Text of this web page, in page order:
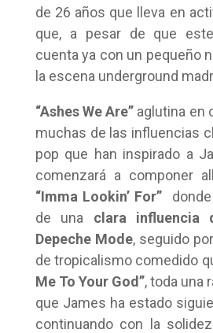
de 26 años que lleva en
que, a pesar de que
cuenta ya con un pequeño
la escena underground
“Ashes We Are” aglutina en
muchas de las influencias
pop que han inspirado a
comenzará a componer
“Imma Lookin’ For”
de una clara influencia
Depeche Mode, seguido
de tropicalismo comedido
Me To Your God”, toda una
que James ha estado
continuando con la